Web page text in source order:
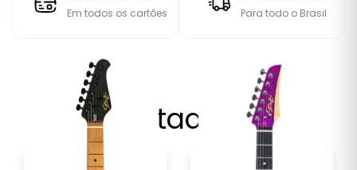
Em todos os cartões Para todo o Brasil
Destaques